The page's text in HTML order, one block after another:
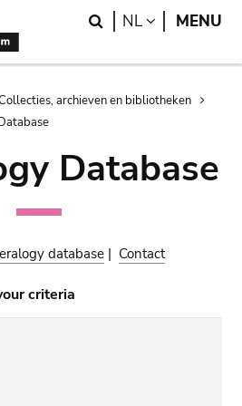
Search
NL LANGUAGE
MENU
archieven en bibliotheken
Database
database | Contact
criteria